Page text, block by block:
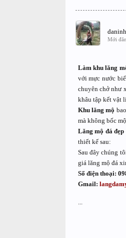
Mới
Làm khu lăng
với mực nước
chuyên chở như
khâu tập kết vật
Khu lăng mộ
mà không bốc
Lăng mộ đá đẹp
thiết kế sau:
Sau đây chúng
giá lăng mộ đá
Số điện thoại:
Gmail:
...